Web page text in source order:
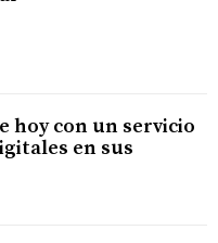
hoy con un servicio
en sus